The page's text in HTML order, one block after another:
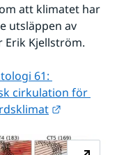
att klimatet har
utsläppen av
Erik Kjellström.
61:
cirkulation för